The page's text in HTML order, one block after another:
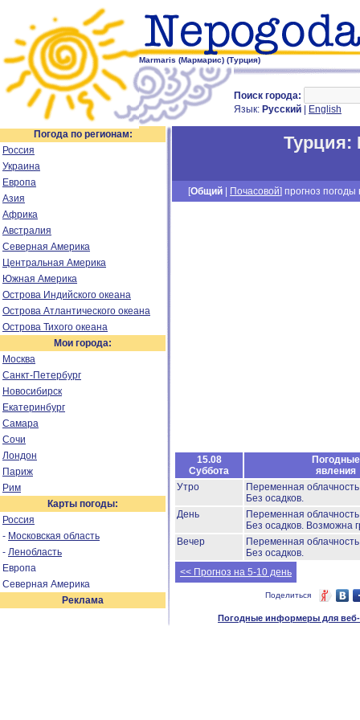
Marmaris (Мармарис) (Турция)
Поиск города:
Язык: Русский English
Погода по регионам:
Россия
Украина
Европа
Азия
Африка
Австралия
Северная Америка
Центральная Америка
Южная Америка
Острова Индийского океана
Острова Атлантического океана
Острова Тихого океана
Мои города:
Москва
Санкт-Петербург
Новосибирск
Екатеринбург
Самара
Сочи
Лондон
Париж
Рим
Карты погоды:
Россия
- Московская область
- Ленобласть
Европа
Северная Америка
Реклама
Турция:
[Общий Почасовой] прогноз погоды
15.08
Суббота
Погодные
явления
Утро
Переменная облачность
Без осадков.
День
Переменная облачность
Без осадков. Возможна
Вечер
Переменная
Без осадков.
<< Прогноз на 5-10 день
Поделиться
Погодные информеры для веб-